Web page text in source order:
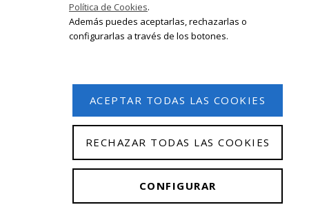
© 2026 Isabel Olleta. Todos los derechos reservados.
Política de Cookies.
Además puedes aceptarlas, rechazarlas o
configurarlas a través de los botones.
ACEPTAR TODAS LAS COOKIES
RECHAZAR TODAS LAS COOKIES
CONFIGURAR